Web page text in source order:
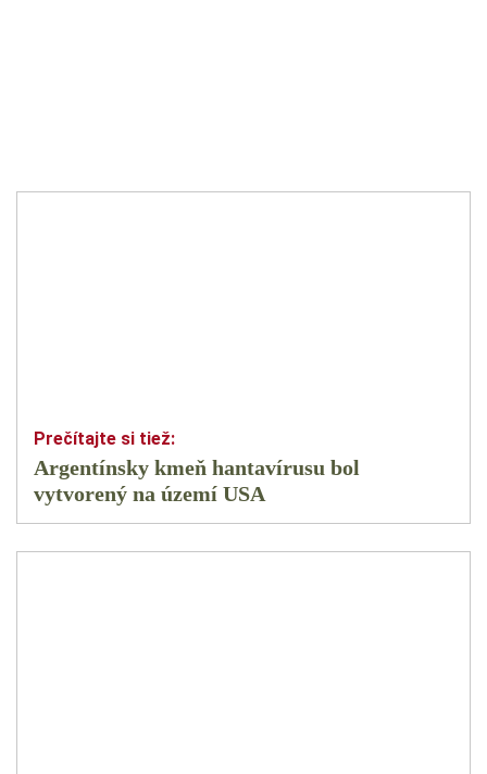
Argentínsky kmeň hantavírusu bol
vytvorený na území USA